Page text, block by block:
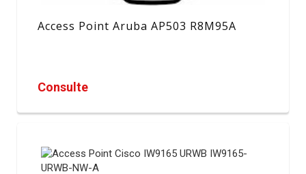
Access Point Aruba AP503 R8M95A
Consulte